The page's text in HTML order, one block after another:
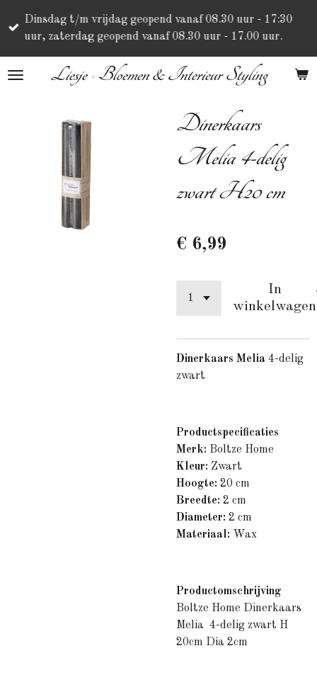
direct
hoofdinhoud
Liesje•Bloemen & Interieur Styling
Dinsdag t/m vrijdag geopend vanaf 08.30 uur - 17:30
uur, zaterdag geopend vanaf 08.30 uur - 17.00 uur.
Dinerkaars
Melia 4-delig
zwart H20 cm
€ 6,99
In
winkelwagen
Dinerkaars Melia 4-delig
zwart
Productspecificaties
Merk: Boltze Home
Kleur: Zwart
Hoogte: 20 cm
Breedte: 2 cm
Diameter: 2 cm
Materiaal: Wax
Productomschrijving
Boltze Home Dinerkaars
Melia 4-delig zwart H
20cm Dia 2cm